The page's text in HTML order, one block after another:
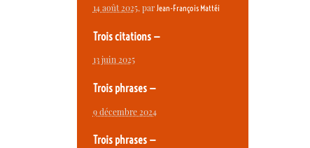
14 août 2025, par Jean-François Mattéi
Trois citations —
13 juin 2025
Trois phrases —
9 décembre 2024
Trois phrases —